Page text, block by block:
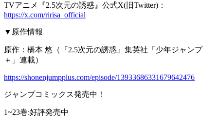
TVアニメ『2.5次元の誘惑』公式X(旧Twitter)：
https://x.com/ririsa_official
▼原作情報
原作：橋本 悠（『2.5次元の誘惑』集英社「少年ジャンプ
＋」連載）
https://shonenjumpplus.com/episode/13933686331679642476
ジャンプコミックス発売中！
1~23巻:好評発売中